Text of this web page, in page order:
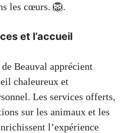
les cœurs. 🦁.
et l’accueil
Beauval apprécient
chaleureux et
Les services offerts,
sur les animaux et les
l’expérience